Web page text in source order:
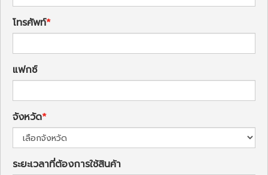
โทรศัพท์
แฟกซ์
จังหวัด
ระยะเวลาที่ต้องการใช้สินค้า